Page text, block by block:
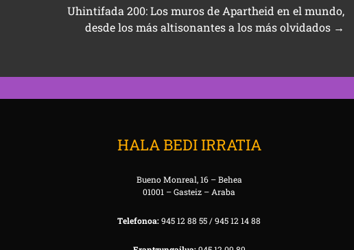
Uhintifada 200: Los muros de Apartheid en el mundo,
desde los más altisonantes a los más olvidados →
HALA BEDI IRRATIA
Bueno Monreal, 16 – Behea
01001 – Gasteiz – Araba
Telefonoa:945 12 88 55 / 945 12 14 88